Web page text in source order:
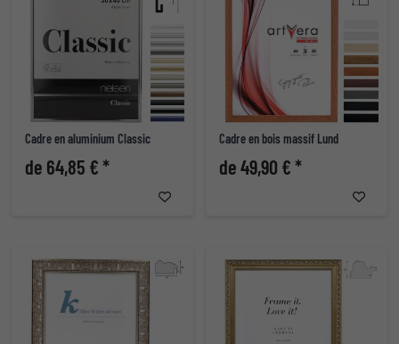
Cadre en aluminium Classic
de 64,85 € *
Cadre en bois massif Lund
de 49,90 € *